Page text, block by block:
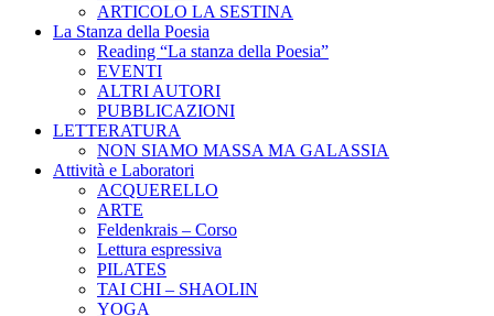
ARTICOLO LA SESTINA
La Stanza della Poesia
Reading “La stanza della Poesia”
EVENTI
ALTRI AUTORI
PUBBLICAZIONI
LETTERATURA
NON SIAMO MASSA MA GALASSIA
Attività e Laboratori
ACQUERELLO
ARTE
Feldenkrais – Corso
Lettura espressiva
PILATES
TAI CHI – SHAOLIN
YOGA